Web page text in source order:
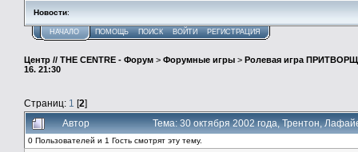
Новости:
НАЧАЛО ПОМОЩЬ ПОИСК ВОЙТИ РЕГИСТРАЦИЯ
Центр // THE CENTRE - Форум > Форумные игры > Ролевая игра
16. 21:30
Страниц: 1 [2]
Автор
Тема: 30 октября 2002 года, Трентон,
0 Пользователей и 1 Гость смотрят эту тему.